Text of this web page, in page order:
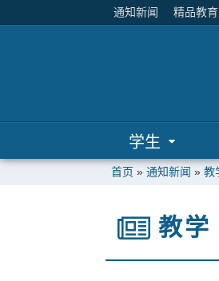
通知新闻 精品教育
学生
首页 » 通知新闻 » 教
教学